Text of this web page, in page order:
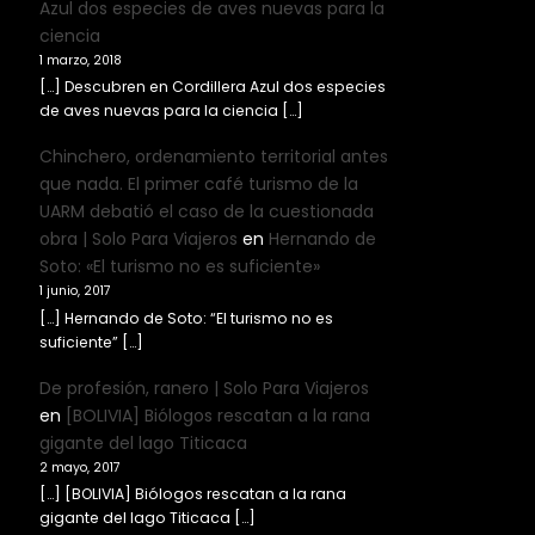
Azul dos especies de aves nuevas para la
ciencia
1 marzo, 2018
[…] Descubren en Cordillera Azul dos especies
de aves nuevas para la ciencia […]
Chinchero, ordenamiento territorial antes
que nada. El primer café turismo de la
UARM debatió el caso de la cuestionada
obra | Solo Para Viajeros en Hernando de
Soto: «El turismo no es suficiente»
1 junio, 2017
[…] Hernando de Soto: “El turismo no es
suficiente” […]
De profesión, ranero | Solo Para Viajeros
en [BOLIVIA] Biólogos rescatan a la rana
gigante del lago Titicaca
2 mayo, 2017
[…] [BOLIVIA] Biólogos rescatan a la rana
gigante del lago Titicaca […]